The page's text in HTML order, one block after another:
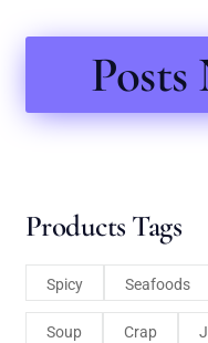
Products Tags
Spicy Seafoods
Soup Crap